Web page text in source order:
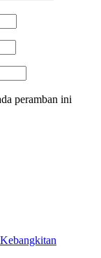
peramban ini